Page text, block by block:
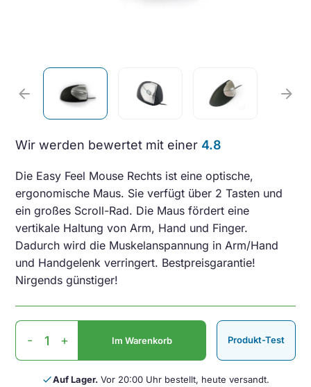
arrow_back arrow_forward
Wir werden bewertet mit einer 4.8
Die Easy Feel Mouse Rechts ist eine optische,
ergonomische Maus. Sie verfügt über 2 Tasten und
ein großes Scroll-Rad. Die Maus fördert eine
vertikale Haltung von Arm, Hand und Finger.
Dadurch wird die Muskelanspannung in Arm/Hand
und Handgelenk verringert. Bestpreisgarantie!
Nirgends günstiger!
Easy
Feel
Mouse
Rechts
- + Im Warenkorb Produkt-Test
doneAuf Lager. Vor 20:00 Uhr bestellt, heute versandt.